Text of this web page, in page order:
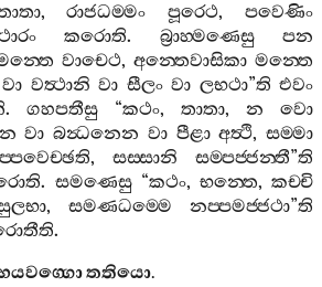
,රාජධම‍්මං පූරෙථ,පවෙණිං
කරොති. බ්‍රාහ‍්මණෙසු
පන
වාචෙථ, අන‍්තෙවාසිකා මන‍්තෙ
වා වත්‍ථානි වා සීලං වා ලභථා”ති එවං
. ගහපතීසු “කථං, තාතා, න
වො
වා බන්‍ධනෙන වා පීළා අත්‍ථි,සම‍්මා
, සස‍්සානි සම‍්පජ‍්ජන‍්තී”ති
. සමණෙසු“කථං, භන‍්තෙ,කච‍්චි
, සමණධම‍්මෙ නප‍්පමජ‍්ජථා”ති
.
තතියො.